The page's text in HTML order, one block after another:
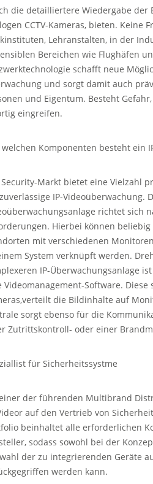
die detailliertere Wiedergabe der
CCTV-Kameras, bieten. Keine
Lehranstalten, in der
Bereichen wie Flughäfen
schafft neue
und sorgt damit auch
und Eigentum. Besteht
eingreifen.
welchen Komponenten besteht ein
Markt bietet eine Vielzahl
IP-Videoüberwachung.
richtet sich
Hierbei können
mit verschiedenen
System verknüpft werden.
IP-Überwachungsanlage
Videomanagement-Software.
die Bildinhalte auf
sorgt ebenso für die
Zutrittskontroll- oder einer
für Sicherheitssystme
der führenden Multibrand
auf den Vertrieb von
beinhaltet alle erforderlichen
sodass sowohl bei der
der zu integrierenden Geräte
werden kann.